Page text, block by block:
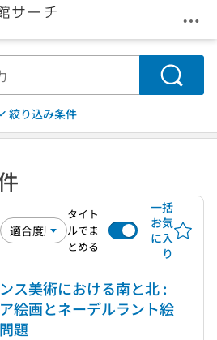
メ
検索
絞り込み条件
タイト
ルでま
とめる
一括
お気
に入
り
ス美術における南と北 :
絵画とネーデルラント絵
題